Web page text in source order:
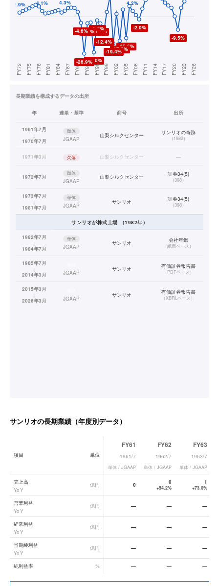
長期業績を構成するデータの出所
年 連単・基準 商号 出所
1961年7月
↓
1970年7月
単体
JGAAP
山梨シルクセンター サンリオの奇跡
（1982）
1971年3月 欠落 山梨シルクセンター —
1972年7月
単体
JGAAP
山梨シルクセンター 証券34(5)
（398）
1973年7月
↓
1981年7月
単体
JGAAP
サンリオ 証券34(5)
（398）
サンリオが株式上場 （1982年）
1982年7月
↓
1984年7月
単体
JGAAP
サンリオ 会社年鑑
（紙面ベース）
1985年7月
↓
2014年3月
JGAAP
サンリオ 有価証券報告書
（PDFベース）
2015年3月
↓
2026年3月
JGAAP
サンリオ 有価証券報告書
（XBRLベース）
サンリオの長期業績（年度別データ）
サンリオ
項目 単位
FY61
1961/7
単体 / JGAAP
FY62
1962/7
単体 / JGAAP
FY63
1963/7
単体 / JGAAP
売上高
YoY
億円 0 0
+54.2%
1
+73.0%
営業利益
YoY
億円 — — —
経常利益
YoY
億円 — — —
当期純利益
YoY
億円 — — —
純利益率 % — — —